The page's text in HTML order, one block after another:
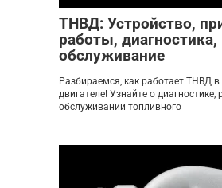
ТНВД: Устройство,
работы,
обслуживание
Разбираемся, как работает ТНВД
двигателе! Узнайте о диагностике,
обслуживании топливного